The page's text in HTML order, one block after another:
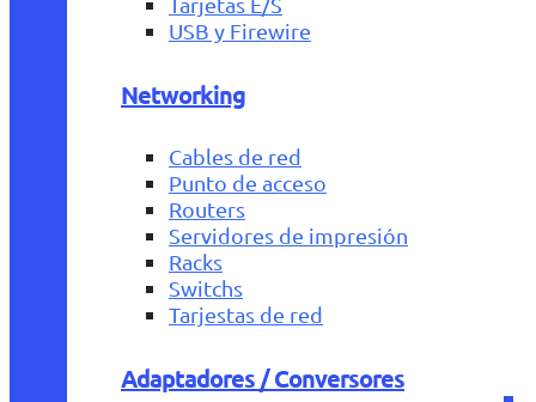
USB y Firewire
Networking
Cables de red
Punto de acceso
Routers
Servidores de impresión
Racks
Switchs
Tarjestas de red
Adaptadores / Conversores